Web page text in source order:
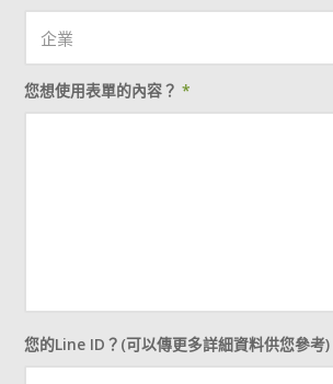
您想使用表單的內容？*
您的Line ID？(可以傳更多詳細資料供您參考)